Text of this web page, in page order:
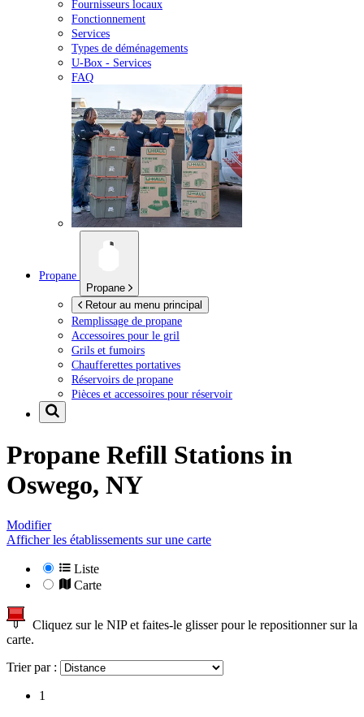
Fournisseurs locaux
Fonctionnement
Services
Types de déménagements
U-Box - Services
FAQ
Propane
Propane
Retour au menu principal
Remplissage de propane
Accessoires pour le gril
Grils et fumoirs
Chaufferettes portatives
Réservoirs de propane
Pièces et accessoires pour réservoir
Propane Refill Stations in
Oswego, NY
Modifier
Afficher les établissements sur une carte
Liste
Carte
Cliquez sur le NIP et faites-le glisser pour le repositionner sur la
carte.
Trier par :
1